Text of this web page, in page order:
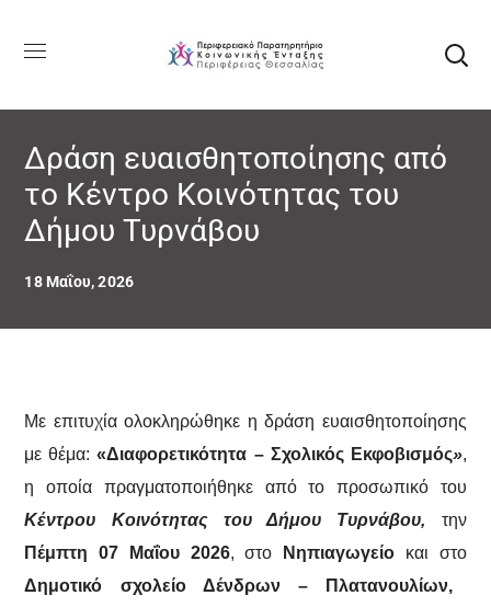
Δράση ευαισθητοποίησης από
το Κέντρο Κοινότητας του
Δήμου Τυρνάβου
18 Μαΐου, 2026
Με επιτυχία ολοκληρώθηκε η δράση ευαισθητοποίησης
με θέμα:«Διαφορετικότητα – Σχολικός Εκφοβισμός»,
η οποία πραγματοποιήθηκε από το προσωπικό του
Κέντρου Κοινότητας του Δήμου Τυρνάβου, την
Πέμπτη 07 Μαΐου 2026, στο Νηπιαγωγείο και στο
Δημοτικό σχολείο Δένδρων – Πλατανουλίων,